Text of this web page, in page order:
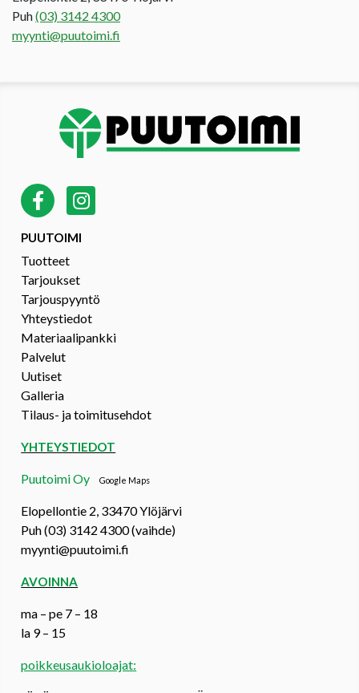
Puh(03) 3142 4300
myynti@puutoimi.fi
PUUTOIMI
Tuotteet
Tarjoukset
Tarjouspyyntö
Yhteystiedot
Materiaalipankki
Palvelut
Uutiset
Galleria
Tilaus- ja toimitusehdot
YHTEYSTIEDOT
Puutoimi OyGoogle Maps
Elopellontie 2, 33470 Ylöjärvi
Puh (03) 3142 4300 (vaihde)
myynti@puutoimi.fi
AVOINNA
ma – pe 7 – 18
la 9 – 15
poikkeusaukioloajat: